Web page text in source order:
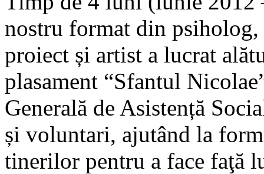
nostru format din psiholog,
proiect și artist a lucrat
plasament “Sfantul
Generală de Asistență
și voluntari, ajutând la
tinerilor pentru a face faţă